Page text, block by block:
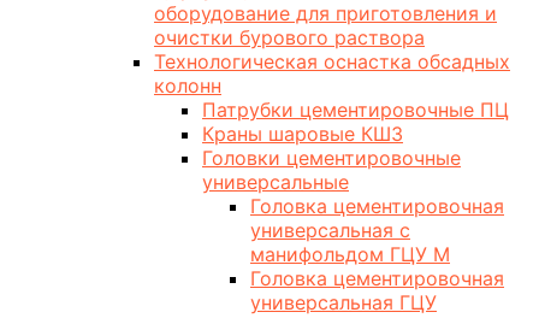
оборудование для приготовления и
очистки бурового раствора
Технологическая оснастка обсадных
колонн
Патрубки цементировочные ПЦ
Краны шаровые КШЗ
Головки цементировочные
универсальные
Головка цементировочная
универсальная с
манифольдом ГЦУ М
Головка цементировочная
универсальная ГЦУ